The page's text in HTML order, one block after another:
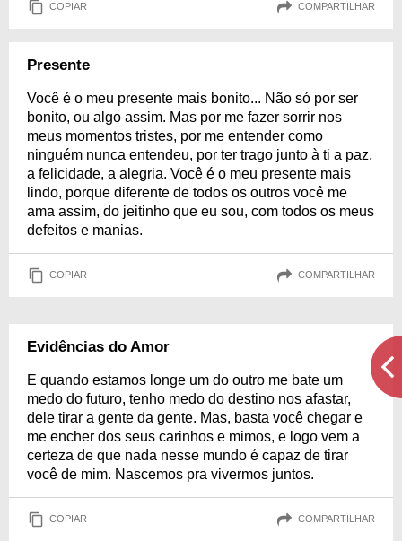
COPIAR COMPARTILHAR
Presente
Você é o meu presente mais bonito... Não só por ser
bonito, ou algo assim. Mas por me fazer sorrir nos
meus momentos tristes, por me entender como
ninguém nunca entendeu, por ter trago junto à ti a paz,
a felicidade, a alegria. Você é o meu presente mais
lindo, porque diferente de todos os outros você me
ama assim, do jeitinho que eu sou, com todos os meus
defeitos e manias.
COPIAR COMPARTILHAR
Evidências do Amor
E quando estamos longe um do outro me bate um
medo do futuro, tenho medo do destino nos afastar,
dele tirar a gente da gente. Mas, basta você chegar e
me encher dos seus carinhos e mimos, e logo vem a
certeza de que nada nesse mundo é capaz de tirar
você de mim. Nascemos pra vivermos juntos.
COPIAR COMPARTILHAR